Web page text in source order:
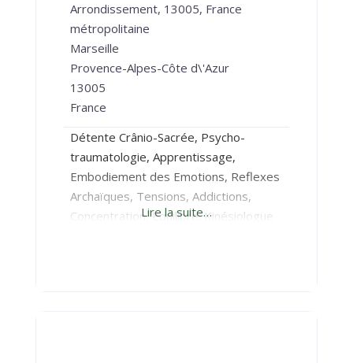
Arrondissement, 13005, France
métropolitaine
Marseille
Provence-Alpes-Côte d\'Azur
13005
France
Détente Crânio-Sacrée, Psycho-
traumatologie, Apprentissage,
Embodiement des Emotions, Reflexes
Archaïques, Tensions, Addictions,
Concentration, Equilibre. Kinésiologue
Lire la suite…